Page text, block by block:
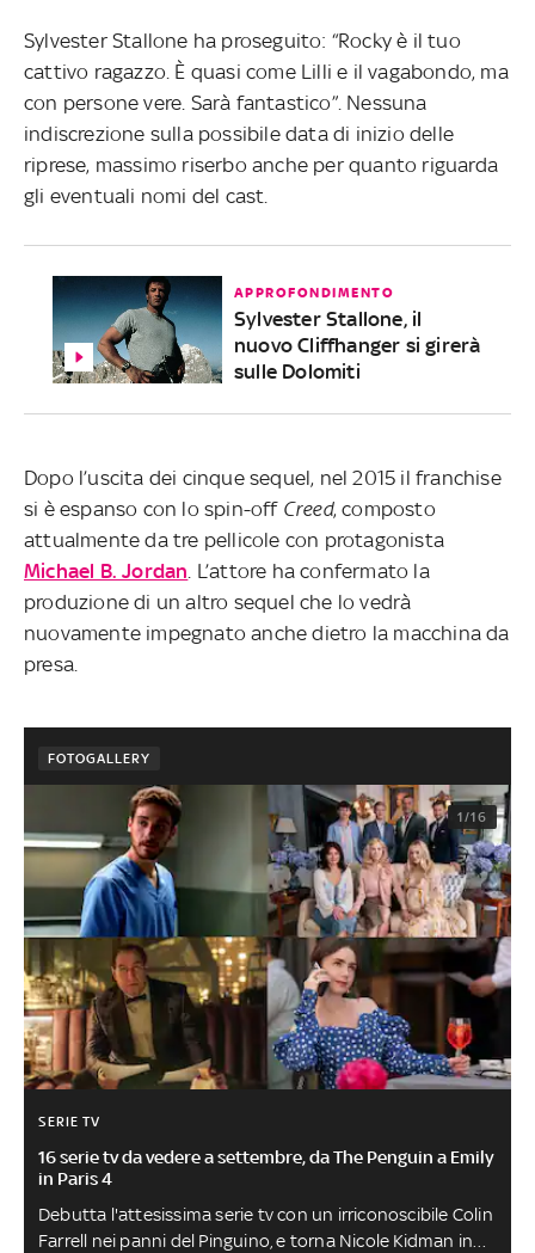
Sylvester Stallone ha proseguito: “Rocky è il tuo
cattivo ragazzo. È quasi come Lilli e il vagabondo, ma
con persone vere. Sarà fantastico”. Nessuna
indiscrezione sulla possibile data di inizio delle
riprese, massimo riserbo anche per quanto riguarda
gli eventuali nomi del cast.
APPROFONDIMENTO
Sylvester Stallone, il
nuovo Cliffhanger si girerà
sulle Dolomiti
Dopo l’uscita dei cinque sequel, nel 2015 il franchise
si è espanso con lo spin-off Creed, composto
attualmente da tre pellicole con protagonista
Michael B. Jordan . L’attore ha confermato la
produzione di un altro sequel che lo vedrà
nuovamente impegnato anche dietro la macchina da
presa.
FOTOGALLERY
1/16
SERIE TV
16 serie tv da vedere a settembre, da The Penguin a Emily
in Paris 4
Debutta l'attesissima serie tv con un irriconoscibile Colin
Farrell nei panni del Pinguino, e torna Nicole Kidman in